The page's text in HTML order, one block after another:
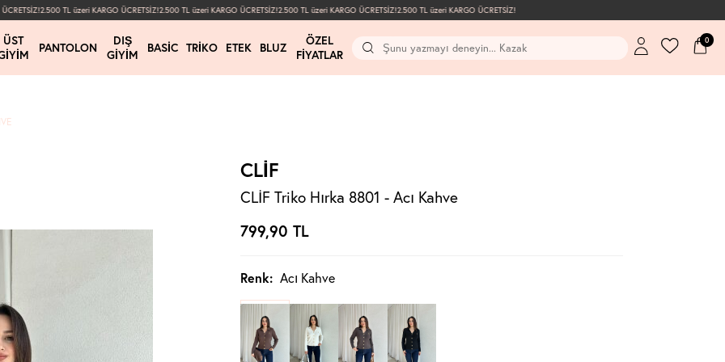
2.500 TL üzeri KARGO ÜCRETSİZ!2.500 TL üzeri KARGO ÜCRETSİZ!2.500 TL üzeri KARGO ÜCRETSİZ!2.500 TL üzeri KARGO ÜCRETSİZ!
ÜST
PANTOLON
DIŞ
GIYIM
BASIC TRIKO ETEK BLUZ
ÖZEL
FIYATLAR
0
CLİF
CLİF Triko Hırka 8801 - Acı Kahve
799,90 TL
Renk: Acı Kahve